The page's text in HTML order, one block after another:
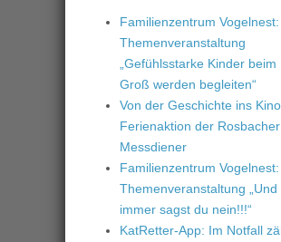
Familienzentrum Vogelnest:
Themenveranstaltung
„Gefühlsstarke Kinder beim
Groß werden begleiten“
Von der Geschichte ins
Ferienaktion der Rosbacher
Messdiener
Familienzentrum Vogelnest:
Themenveranstaltung „Und
immer sagst du nein!!!“
KatRetter-App: Im Notfall